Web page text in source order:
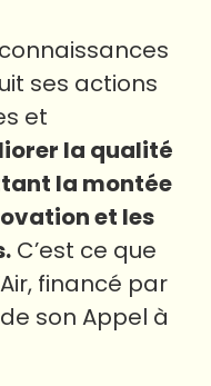
ses actions
et
la qualité
la montée
et les
C’est ce que
financé par
son Appel à